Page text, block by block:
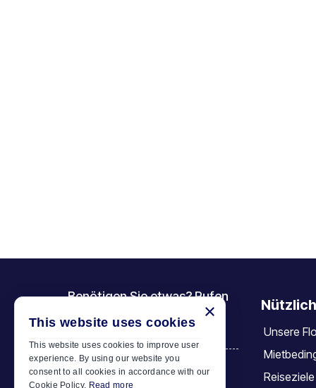
Benötigen Sie etwas? Rufen
Sie uns an
+30 6944 833 391
Car Motor Plan
Unsere
Reiseziele
×
This website uses cookies
This website uses cookies to improve user
experience. By using our website you
consent to all cookies in accordance with our
Cookie Policy. Read more